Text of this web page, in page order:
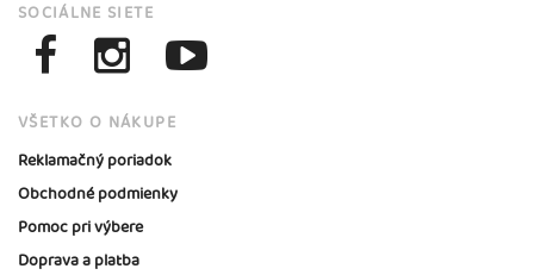
SOCIÁLNE SIETE
VŠETKO O NÁKUPE
Reklamačný poriadok
Obchodné podmienky
Pomoc pri výbere
Doprava a platba